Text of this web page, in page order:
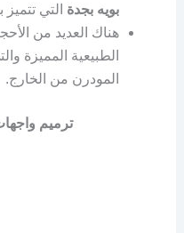
بويه بجدة التي تتميز
هناك العديد من
الطبيعية المميزة
المودرن من الخارج.
ترميم